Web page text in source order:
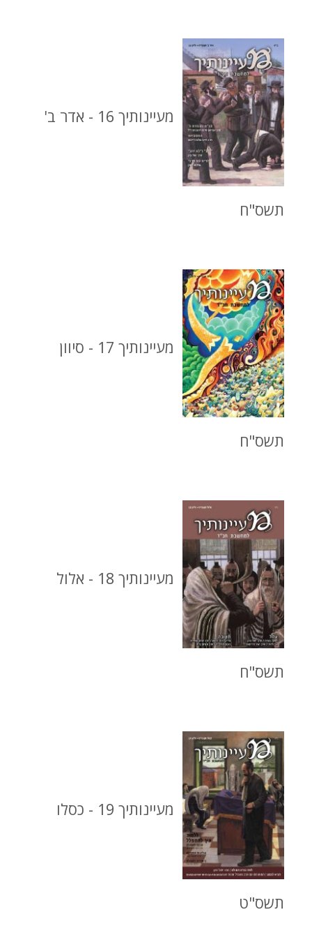
מעיינותיך 16 - אדר ב'
תשס"ח
מעיינותיך 17 - סיוון
תשס"ח
מעיינותיך 18 - אלול
תשס"ח
מעיינותיך 19 - כסלו
תשס"ט